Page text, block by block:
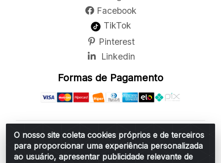
O nosso site coleta cookies próprios e de terceiros
para proporcionar uma experiência personalizada
ao usuário, apresentar publicidade relevante de
Facebook
TikTok
Pinterest
Linkedin
Formas de Pagamento
Belchior Cortinas e Acessórios LTDA - R: Rua
Vereador Sérgio Leopoldino Alves, 876 - Santa
Bárbara d'Oeste/SP - CEP 13.456-166 - CNPJ